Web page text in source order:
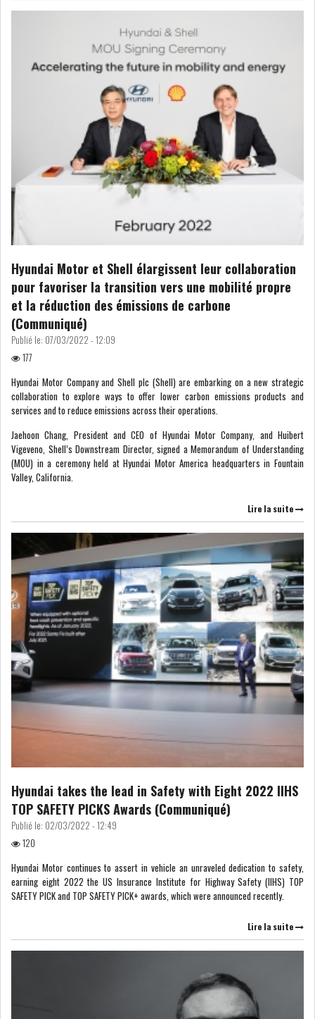
Hyundai Motor et Shell élargissent leur collaboration
pour favoriser la transition vers une mobilité propre
et la réduction des émissions de carbone
(Communiqué)
Publié le: 07/03/2022 - 12:09
177
Hyundai Motor Company and Shell plc (Shell) are embarking on a new strategic
collaboration to explore ways to offer lower carbon emissions products and
services and to reduce emissions across their operations.
Jaehoon Chang, President and CEO of Hyundai Motor Company, and Huibert
Vigeveno, Shell’s Downstream Director, signed a Memorandum of Understanding
(MOU) in a ceremony held at Hyundai Motor America headquarters in Fountain
Valley, California.
Lire la suite
Hyundai takes the lead in Safety with Eight 2022 IIHS
TOP SAFETY PICKS Awards (Communiqué)
Publié le: 02/03/2022 - 12:49
120
Hyundai Motor continues to assert in vehicle an unraveled dedication to safety,
earning eight 2022 the US Insurance Institute for Highway Safety (IIHS) TOP
SAFETY PICK and TOP SAFETY PICK+ awards, which were announced recently.
Lire la suite